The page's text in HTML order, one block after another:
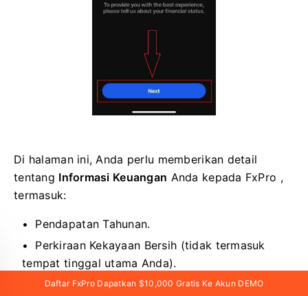
Di halaman ini, Anda perlu memberikan detail
tentang Informasi Keuangan Anda kepada FxPro ,
termasuk:
Pendapatan Tahunan.
Perkiraan Kekayaan Bersih (tidak termasuk
tempat tinggal utama Anda).
Sumber Kekayaan.
Daftar FxPro Dapatkan $10,000 Gratis Ke Akun DEMO